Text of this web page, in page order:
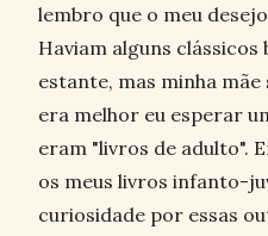
lembro que o meu
Haviam alguns clássicos
estante, mas minha
era melhor eu esperar
eram "livros de adulto".
os meus livros infanto-
curiosidade por essas